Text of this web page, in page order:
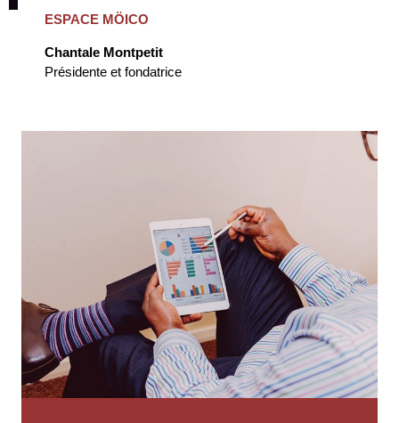
ESPACE MÖICO
Chantale Montpetit
Présidente et fondatrice